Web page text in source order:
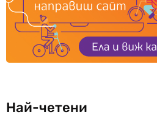
Най-четени